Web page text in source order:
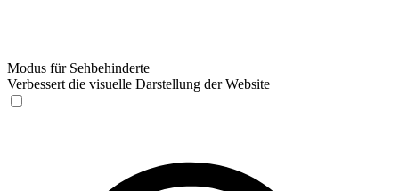
Modus für Sehbehinderte
Verbessert die visuelle Darstellung der Website